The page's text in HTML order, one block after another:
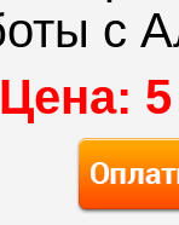
с
Цена: